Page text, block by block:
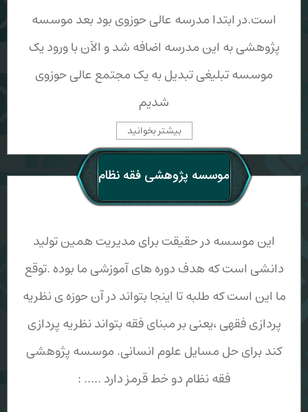
است.در ابتدا مدرسه عالی حوزوی بود بعد موسسه
پژوهشی به این مدرسه اضافه شد و الآن با ورود یک
موسسه تبلیغی تبدیل به یک مجتمع عالی حوزوی
شدیم
بیشتر بخوانید
موسسه پژوهشی فقه نظام
این موسسه در حقیقت برای مدیریت همین تولید
دانشی است که هدف دوره های آموزشی ما بوده .توقع
ما این است که طلبه تا اینجا بتواند در آن حوزه ی نظریه
پردازی فقهی ،یعنی بر مبنای فقه بتواند نظریه پردازی
کند برای حل مسايل علوم انسانی. موسسه پژوهشی
فقه نظام دو خط قرمز دارد ..... :